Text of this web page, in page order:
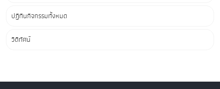
ปฏิทินกิจกรรมทั้งหมด
วิดีทัศน์